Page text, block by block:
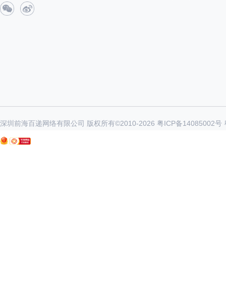
深圳前海百递网络有限公司 版权所有©2010-2026 粤ICP备14085002号